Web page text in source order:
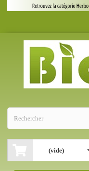
(vide)